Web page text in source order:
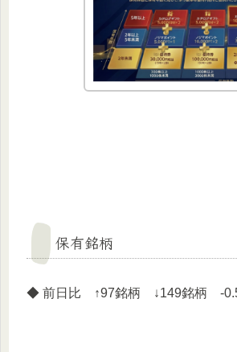
保有銘柄
◆ 前日比 ↑97銘柄 ↓149銘柄 -